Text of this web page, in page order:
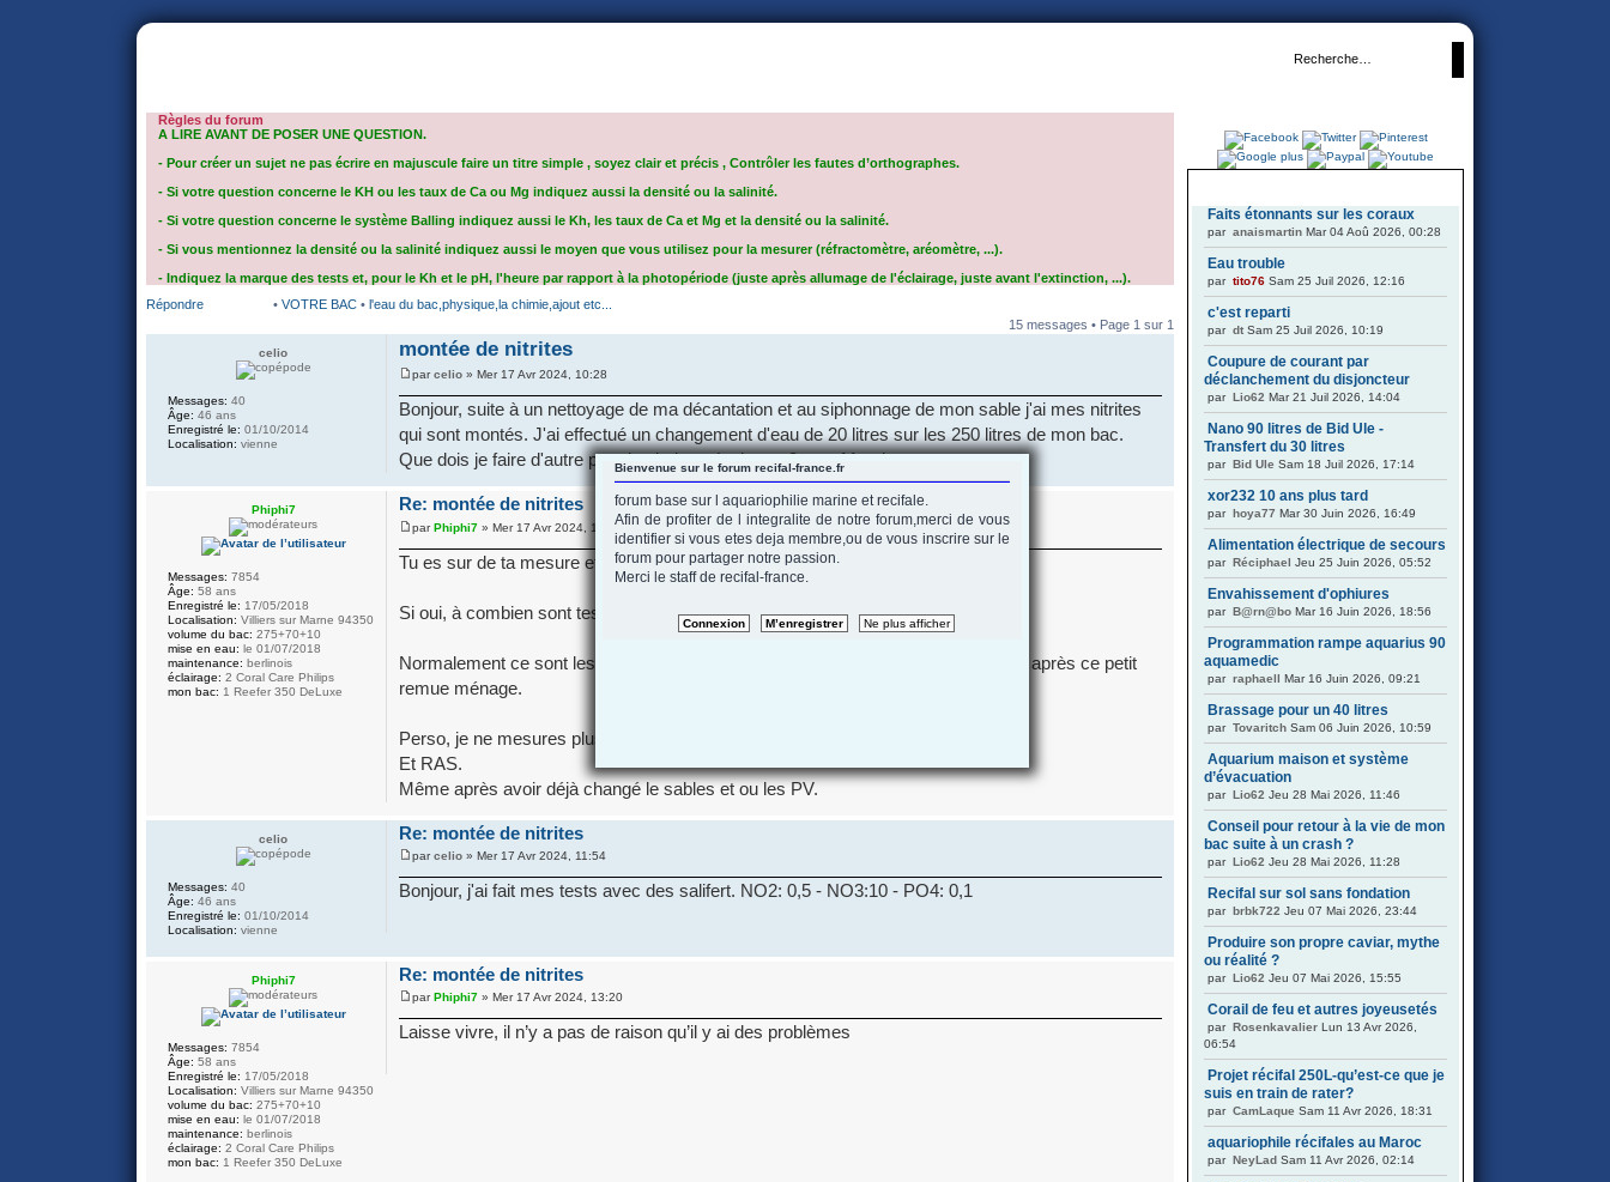
Bienvenue sur le forum recifal-france.fr
forum base sur l aquariophilie marine et recifale.
Afin de profiter de l integralite de notre forum,merci de vous
identifier si vous etes deja membre,ou de vous inscrire sur le
forum pour partager notre passion.
Merci le staff de recifal-france.
Règles du forum
A LIRE AVANT DE POSER UNE QUESTION.
- Pour créer un sujet ne pas écrire en majuscule faire un titre simple , soyez clair et précis , Contrôler les fautes d’orthographes.
- Si votre question concerne le KH ou les taux de Ca ou Mg indiquez aussi la densité ou la salinité.
- Si votre question concerne le système Balling indiquez aussi le Kh, les taux de Ca et Mg et la densité ou la salinité.
- Si vous mentionnez la densité ou la salinité indiquez aussi le moyen que vous utilisez pour la mesurer (réfractomètre, aréomètre, ...).
- Indiquez la marque des tests et, pour le Kh et le pH, l'heure par rapport à la photopériode (juste après allumage de l'éclairage, juste avant l'extinction, ...).
Répondre
• VOTRE BAC • l'eau du bac,physique,la chimie,ajout etc...
15 messages • Page 1 sur 1
montée de nitrites
parcelio » Mer 17 Avr 2024, 10:28
Bonjour, suite à un nettoyage de ma décantation et au siphonnage de mon sable j'ai mes nitrites
qui sont montés. J'ai effectué un changement d'eau de 20 litres sur les 250 litres de mon bac.
Que dois je faire d'autre pour les baisser.Le bac a 3 ans. Merci
celio
Messages: 40
Âge: 46 ans
Enregistré le: 01/10/2014
Localisation: vienne
Re: montée de nitrites
parPhiphi7 » Mer 17 Avr 2024, 11:07
Tu es sur de ta mesure et de la validité de ton test ?
Si oui, à combien sont tes nitrites ?
Normalement ce sont les valeurs de tes No3 et Po4 qui devraient changé un peu après ce petit
remue ménage.
Perso, je ne mesures plus les nitrites depuis plus de 5 ans.
Et RAS.
Même après avoir déjà changé le sables et ou les PV.
Phiphi7
Messages: 7854
Âge: 58 ans
Enregistré le: 17/05/2018
Localisation: Villiers sur Marne 94350
volume du bac: 275+70+10
mise en eau: le 01/07/2018
maintenance: berlinois
éclairage: 2 Coral Care Philips
mon bac: 1 Reefer 350 DeLuxe
Re: montée de nitrites
parcelio » Mer 17 Avr 2024, 11:54
Bonjour, j'ai fait mes tests avec des salifert. NO2: 0,5 - NO3:10 - PO4: 0,1
celio
Messages: 40
Âge: 46 ans
Enregistré le: 01/10/2014
Localisation: vienne
Re: montée de nitrites
parPhiphi7 » Mer 17 Avr 2024, 13:20
Laisse vivre, il n’y a pas de raison qu’il y ai des problèmes
Phiphi7
Messages: 7854
Âge: 58 ans
Enregistré le: 17/05/2018
Localisation: Villiers sur Marne 94350
volume du bac: 275+70+10
mise en eau: le 01/07/2018
maintenance: berlinois
éclairage: 2 Coral Care Philips
mon bac: 1 Reefer 350 DeLuxe
Faits étonnants sur les coraux
par anaismartin Mar 04 Aoû 2026, 00:28
Eau trouble
par tito76 Sam 25 Juil 2026, 12:16
c'est reparti
par dt Sam 25 Juil 2026, 10:19
Coupure de courant par
déclanchement du disjoncteur
par Lio62 Mar 21 Juil 2026, 14:04
Nano 90 litres de Bid Ule -
Transfert du 30 litres
par Bid Ule Sam 18 Juil 2026, 17:14
xor232 10 ans plus tard
par hoya77 Mar 30 Juin 2026, 16:49
Alimentation électrique de secours
par Réciphael Jeu 25 Juin 2026, 05:52
Envahissement d'ophiures
par B@rn@bo Mar 16 Juin 2026, 18:56
Programmation rampe aquarius 90
aquamedic
par raphaell Mar 16 Juin 2026, 09:21
Brassage pour un 40 litres
par Tovaritch Sam 06 Juin 2026, 10:59
Aquarium maison et système
d’évacuation
par Lio62 Jeu 28 Mai 2026, 11:46
Conseil pour retour à la vie de mon
bac suite à un crash ?
par Lio62 Jeu 28 Mai 2026, 11:28
Recifal sur sol sans fondation
par brbk722 Jeu 07 Mai 2026, 23:44
Produire son propre caviar, mythe
ou réalité ?
par Lio62 Jeu 07 Mai 2026, 15:55
Corail de feu et autres joyeusetés
par Rosenkavalier Lun 13 Avr 2026,
06:54
Projet récifal 250L-qu’est-ce que je
suis en train de rater?
par CamLaque Sam 11 Avr 2026, 18:31
aquariophile récifales au Maroc
par NeyLad Sam 11 Avr 2026, 02:14